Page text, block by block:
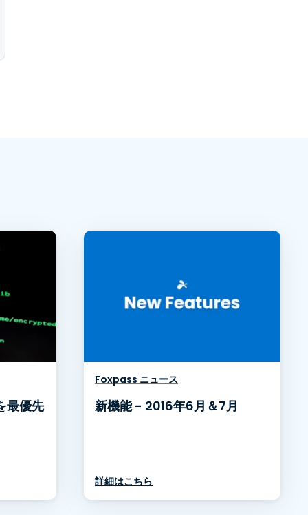
最優先
Foxpass ニュース
新機能 - 2016年6月＆7月
詳細はこちら